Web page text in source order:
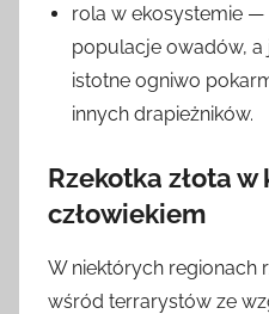
rola w ekosystemie
populacje owadów, a
istotne ogniwo
innych drapieżników.
Rzekotka złota w
człowiekiem
W niektórych regionach
wśród terrarystów ze